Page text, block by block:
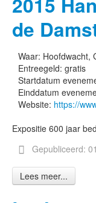
de
Waar: Hoofdwacht,
Entreegeld: gratis
Startdatum
Einddatum
Website: https://
Expositie 600 jaar
Gepubliceerd:
Lees meer...